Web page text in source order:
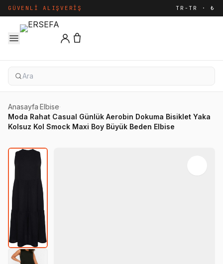
GÜVENLI ALIŞVERIŞ TR-TR · ₺
Anasayfa·Elbise·
Moda Rahat Casual Günlük Aerobin Dokuma Bisiklet Yaka
Kolsuz Kol Smock Maxi Boy Büyük Beden Elbise